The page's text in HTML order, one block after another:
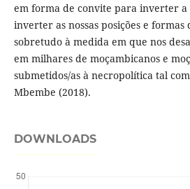
em forma de convite para inverter a
inverter as nossas posições e formas
sobretudo à medida em que nos
em milhares de moçambicanos e
submetidos/as à necropolítica tal
Mbembe (2018).
DOWNLOADS